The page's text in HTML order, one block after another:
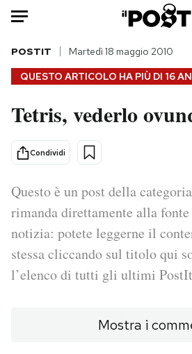
Auto
HOME
Italia
Politica
Internet
Scienza
Cultura
Economia
Sport
Ok
QUESTO ARTICOLO HA PIÙ DI 16
POSTIT Martedì 18 maggio 2010
Tetris, vederlo
Condividi
Questo è un post della
rimanda direttamente alla
notizia: potete leggerne il
stessa cliccando sul titolo qui
l’elenco di tutti gli ultimi
Mostra i